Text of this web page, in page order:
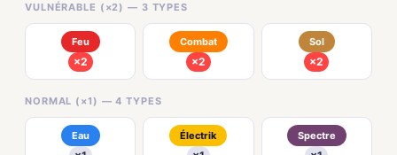
VULNÉRABLE (×2) — 3 TYPES
Feu
×2
Combat
×2
Sol
×2
NORMAL (×1) — 4 TYPES
Eau Électrik Spectre